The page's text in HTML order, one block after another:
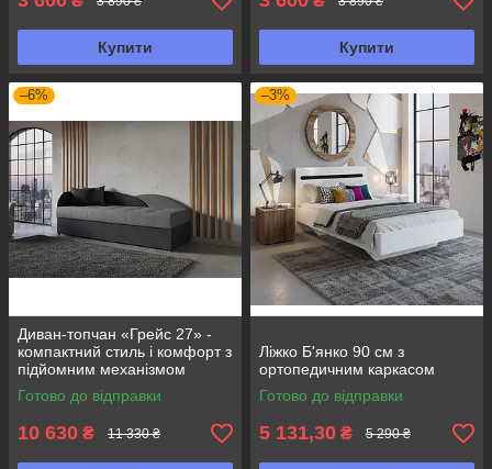
Купити Купити
–6%
Диван-топчан «Грейс 27» -
компактний стиль і комфорт з
підйомним механізмом
Готово до відправки
10 630 ₴ 11 330 ₴
–3%
Ліжко Б'янко 90 см з
ортопедичним каркасом
Готово до відправки
5 131,30 ₴ 5 290 ₴